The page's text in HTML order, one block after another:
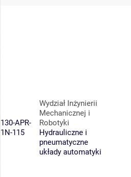
130-APR-
1N-115
Wydział Inżynierii
Mechanicznej i
Robotyki
Hydrauliczne i
pneumatyczne
układy automatyki